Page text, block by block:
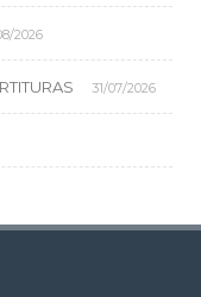
2026
31/07/2026